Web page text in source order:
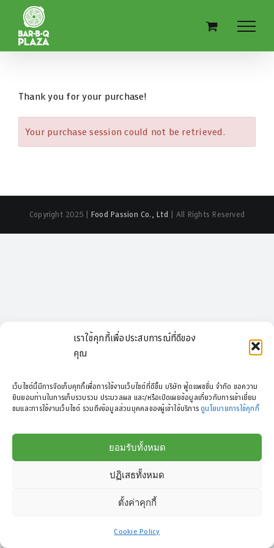
เราใช้คุกกี้เพื่อประสบการณ์ที่ดีของ
คุณ
เว็บไซต์นี้มีการจัดเก็บคุกกี้เพื่อการใช้งานเว็บไซต์ที่ดีขึ้น บริษัท ฟู้ดแพชชั่น จำกัด ขอความ
ยินยอมท่านในการเก็บรวบรวม ประมวลผล และ/หรือเปิดเผยข้อมูลเกี่ยวกับการเข้าเยี่ยม
ชมและการใช้งานเว็บไซต์ รวมถึงข้อมูลส่วนบุคคลของผู้เข้าใช้บริการดูนโยบายการใช้คุกกี้
ยอมรับทั้งหมด
ปฏิเสธทั้งหมด
ตั้งค่าคุกกี้
Cookie Policy
content
Thank you for your purchase!
Your purchase session could not be retrieved.
Copyright 2025 | Food Passion Co., Ltd | All Rights Reserved